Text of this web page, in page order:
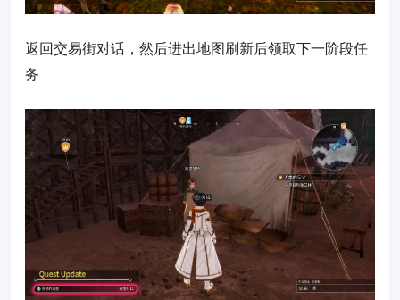
返回交易街对话，然后进出地图刷新后领取下一阶段任
务